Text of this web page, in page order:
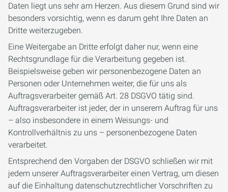
Daten liegt uns sehr am Herzen. Aus diesem Grund sind wir
besonders vorsichtig, wenn es darum geht Ihre Daten an
Dritte weiterzugeben.
Eine Weitergabe an Dritte erfolgt daher nur, wenn eine
Rechtsgrundlage für die Verarbeitung gegeben ist.
Beispielsweise geben wir personenbezogene Daten an
Personen oder Unternehmen weiter, die für uns als
Auftragsverarbeiter gemäß Art. 28 DSGVO tätig sind.
Auftragsverarbeiter ist jeder, der in unserem Auftrag für uns
– also insbesondere in einem Weisungs- und
Kontrollverhältnis zu uns – personenbezogene Daten
verarbeitet.
Entsprechend den Vorgaben der DSGVO schließen wir mit
jedem unserer Auftragsverarbeiter einen Vertrag, um diesen
auf die Einhaltung datenschutzrechtlicher Vorschriften zu